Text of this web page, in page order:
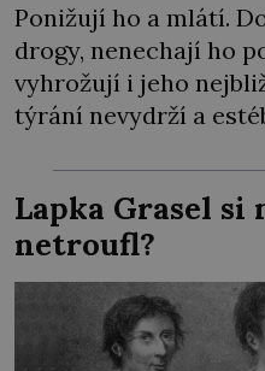
Ponižují ho a mlátí.
drogy, nenechají ho
vyhrožují i jeho
týrání nevydrží a
jim potvrdí také to,
nikdo nevyvíjel
Syn brněnského
[…]
Lapka Grasel si
netroufl?